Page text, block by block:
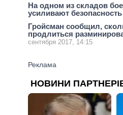
На одном из складов
усиливают безопасность
Гройсман сообщил,
продлиться
сентября 2017, 14:15